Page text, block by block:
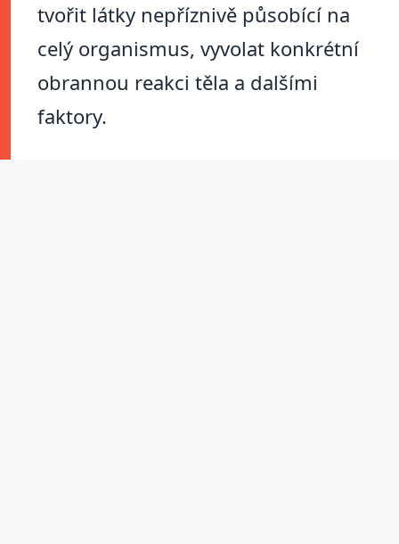
tvořit látky nepříznivě působící na
celý organismus, vyvolat konkrétní
obrannou reakci těla a dalšími
faktory.